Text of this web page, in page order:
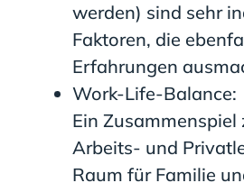
werden) sind sehr
Faktoren, die
Erfahrungen
Work-Life-Balance:
Ein Zusammenspiel
Arbeits- und
Raum für Familie